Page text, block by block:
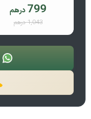
799 درهم
1,043 درهم